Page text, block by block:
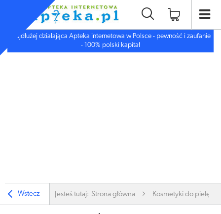
Najdłużej działająca Apteka internetowa w Polsce - pewność i zaufanie
- 100% polski kapitał
Wstecz Jesteś tutaj: Strona główna Kosmetyki do